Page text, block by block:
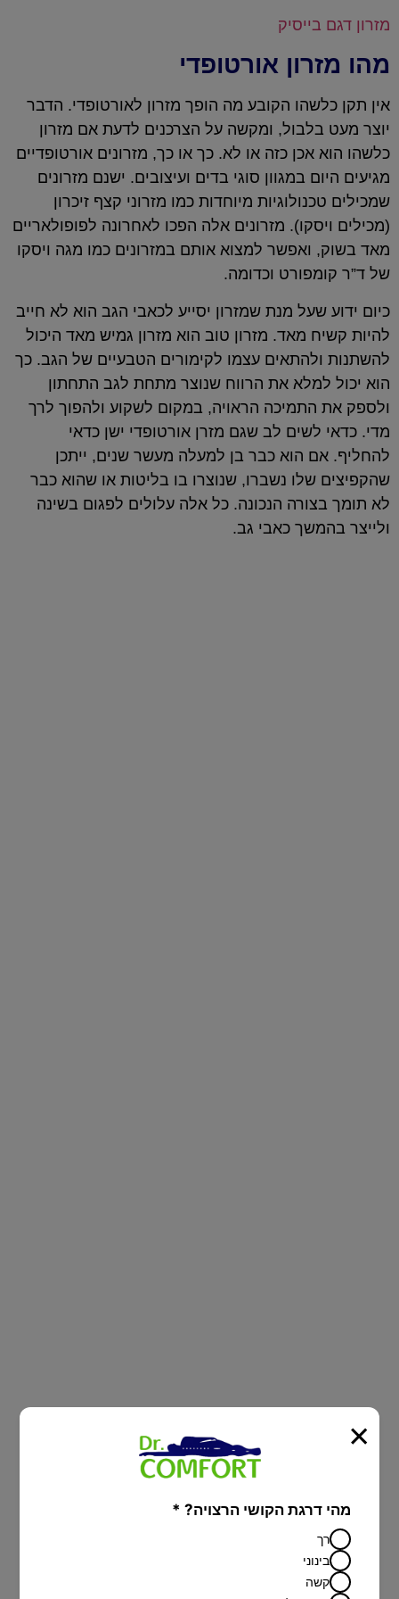
מזרון דגם בייסיק
מהו מזרון אורטופדי
אין תקן כלשהו הקובע מה הופך מזרון לאורטופדי. הדבר
יוצר מעט בלבול, ומקשה על הצרכנים לדעת אם מזרון
כלשהו הוא אכן כזה או לא. כך או כך, מזרונים אורטופדיים
מגיעים היום במגוון סוגי בדים ועיצובים. ישנם מזרונים
שמכילים טכנולוגיות מיוחדות כמו מזרוני קצף זיכרון
(מכילים ויסקו). מזרונים אלה הפכו לאחרונה לפופולאריים
מאד בשוק, ואפשר למצוא אותם במזרונים כמו מגה ויסקו
של ד”ר קומפורט וכדומה.
כיום ידוע שעל מנת שמזרון יסייע לכאבי הגב הוא לא חייב
להיות קשיח מאד. מזרון טוב הוא מזרון גמיש מאד היכול
להשתנות ולהתאים עצמו לקימורים הטבעיים של הגב. כך
הוא יכול למלא את הרווח שנוצר מתחת לגב התחתון
ולספק את התמיכה הראויה, במקום לשקוע ולהפוך לרך
מדי. כדאי לשים לב שגם מזרן אורטופדי ישן כדאי
להחליף. אם הוא כבר בן למעלה מעשר שנים, ייתכן
שהקפיצים שלו נשברו, שנוצרו בו בליטות או שהוא כבר
לא תומך בצורה הנכונה. כל אלה עלולים לפגום בשינה
ולייצר בהמשך כאבי גב.
מיטות יהודיות
×
מהי דרגת הקושי הרצויה? *
רך
בינוני
קשה